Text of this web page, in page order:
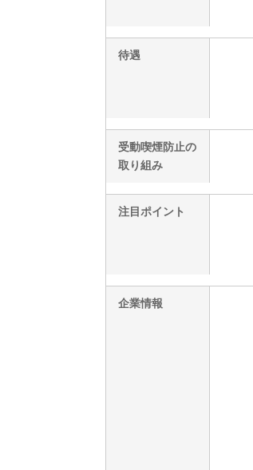
待遇
受動喫煙防止の
取り組み
注目ポイント
企業情報